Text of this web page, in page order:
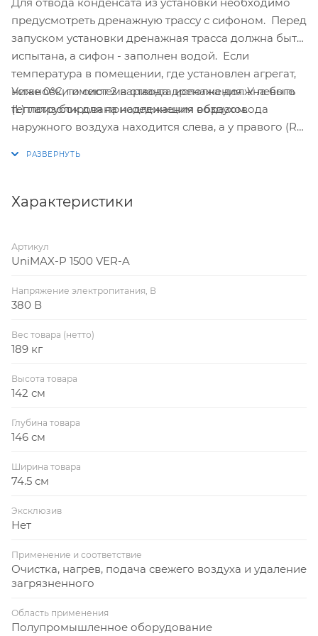
предусмотреть дренажную трассу с сифоном. Перед
запуском установки дренажная трасса должна быть
испытана, а сифон - заполнен водой. Если
температура в помещении, где установлен агрегат,
ниже 0°С, то система отвода дренажа должна быть
теплоизолирована надлежащим образом.
Установки имеют 2 варианта исполнения. У левого
(L) патрубок для присоединения воздуховода
наружного воздуха находится слева, а у правого (R)
Характеристики
Артикул
UniMAX-P 1500 VER-A
Напряжение электропитания, В
380 В
Вес товара (нетто)
189 кг
Высота товара
142 см
Глубина товара
146 см
Ширина товара
74.5 см
Эксклюзив
Нет
Применение и соответствие
Очистка, нагрев, подача свежего воздуха и удаление
загрязненного
Область применения
Полупромышленное оборудование